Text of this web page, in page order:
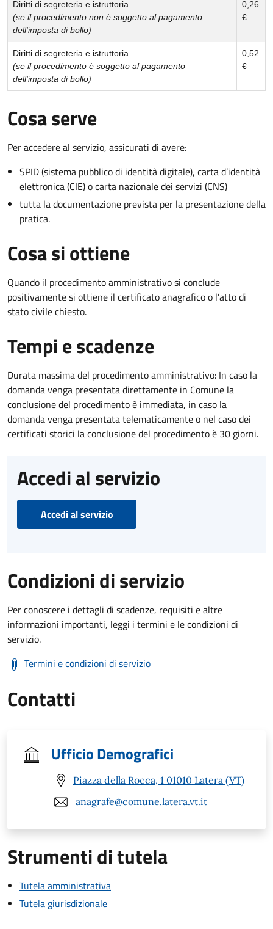
Diritti di segreteria e istruttoria
(se il procedimento non è soggetto al pagamento
dell'imposta di bollo)
0,26
€
Diritti di segreteria e istruttoria
(se il procedimento è soggetto al pagamento
dell'imposta di bollo)
0,52
€
Cosa serve
Per accedere al servizio, assicurati di avere:
SPID (sistema pubblico di identità digitale), carta d’identità
elettronica (CIE) o carta nazionale dei servizi (CNS)
tutta la documentazione prevista per la presentazione della
pratica.
Cosa si ottiene
Quando il procedimento amministrativo si conclude
positivamente si ottiene il certificato anagrafico o l'atto di
stato civile chiesto.
Tempi e scadenze
Durata massima del procedimento amministrativo: In caso la
domanda venga presentata direttamente in Comune la
conclusione del procedimento è immediata, in caso la
domanda venga presentata telematicamente o nel caso dei
certificati storici la conclusione del procedimento è 30 giorni.
Accedi al servizio
Accedi al servizio
Condizioni di servizio
Per conoscere i dettagli di scadenze, requisiti e altre
informazioni importanti, leggi i termini e le condizioni di
servizio.
Termini e condizioni di servizio
Contatti
Ufficio Demografici
Piazza della Rocca, 1 01010 Latera (VT)
anagrafe@comune.latera.vt.it
Strumenti di tutela
Tutela amministrativa
Tutela giurisdizionale